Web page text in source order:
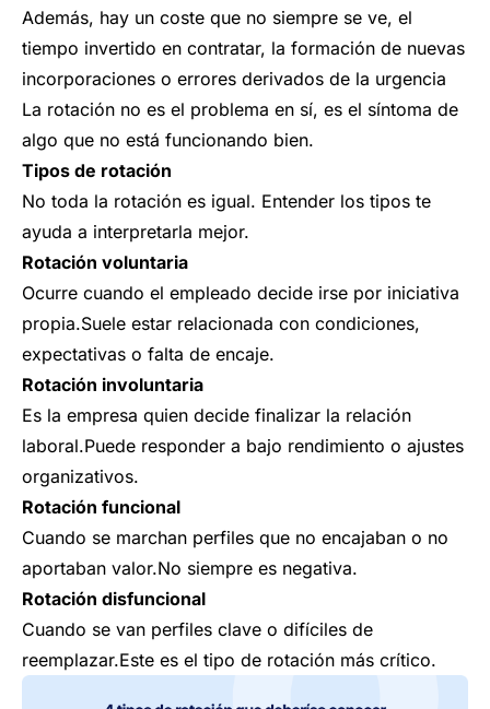
Además, hay un coste que no siempre se ve, el
tiempo invertido en contratar, la formación de nuevas
incorporaciones o errores derivados de la urgencia
La rotación no es el problema en sí, es el síntoma de
algo que no está funcionando bien.
Tipos de rotación
No toda la rotación es igual. Entender los tipos te
ayuda a interpretarla mejor.
Rotación voluntaria
Ocurre cuando el empleado decide irse por iniciativa
propia.Suele estar relacionada con condiciones,
expectativas o falta de encaje.
Rotación involuntaria
Es la empresa quien decide finalizar la relación
laboral.Puede responder a bajo rendimiento o ajustes
organizativos.
Rotación funcional
Cuando se marchan perfiles que no encajaban o no
aportaban valor.No siempre es negativa.
Rotación disfuncional
Cuando se van perfiles clave o difíciles de
reemplazar.Este es el tipo de rotación más crítico.